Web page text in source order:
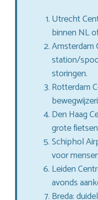
Utrecht
binnen NL
Amsterdam
station/
storingen.
Rotterdam
Den Haag
grote
Schiphol
voor
Leiden
avonds
Breda: